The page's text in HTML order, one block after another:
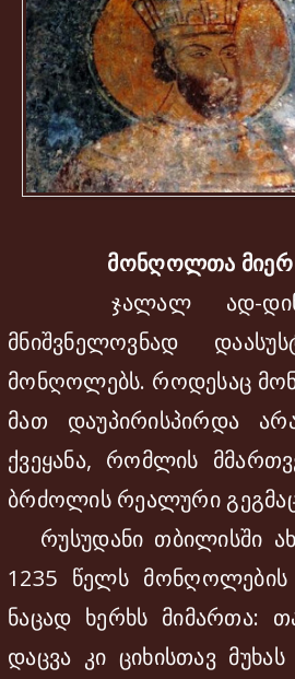
მონღოლთა მიერ
ჯალალ ად-დინის
მნიშვნელოვნად
მონღოლებს. როდესაც
მათ დაუპირისპირდა
ქვეყანა, რომლის
ბრძოლის რეალური გეგმაც
რუსუდანი თბილისში
1235 წელს მონღოლების
ნაცად ხერხს მიმართა:
დაცვა კი ციხისთავ